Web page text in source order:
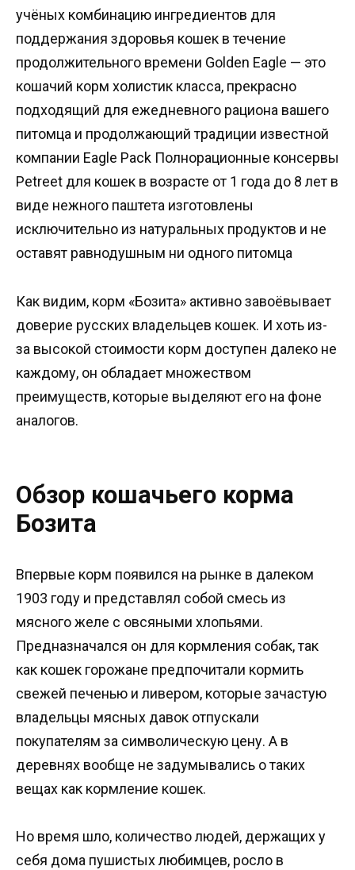
учёных комбинацию ингредиентов для
поддержания здоровья кошек в течение
продолжительного времени Golden Eagle — это
кошачий корм холистик класса, прекрасно
подходящий для ежедневного рациона вашего
питомца и продолжающий традиции известной
компании Eagle Pack Полнорационные консервы
Petreet для кошек в возрасте от 1 года до 8 лет в
виде нежного паштета изготовлены
исключительно из натуральных продуктов и не
оставят равнодушным ни одного питомца
Как видим, корм «Бозита» активно завоёвывает
доверие русских владельцев кошек. И хоть из-
за высокой стоимости корм доступен далеко не
каждому, он обладает множеством
преимуществ, которые выделяют его на фоне
аналогов.
Обзор кошачьего корма
Бозита
Впервые корм появился на рынке в далеком
1903 году и представлял собой смесь из
мясного желе с овсяными хлопьями.
Предназначался он для кормления собак, так
как кошек горожане предпочитали кормить
свежей печенью и ливером, которые зачастую
владельцы мясных давок отпускали
покупателям за символическую цену. А в
деревнях вообще не задумывались о таких
вещах как кормление кошек.
Но время шло, количество людей, держащих у
себя дома пушистых любимцев, росло в